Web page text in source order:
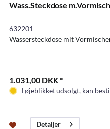
Wass.Steckdose m.Vormisch
632201
Wassersteckdose mit
1.031,00 DKK *
I øjeblikket udsolgt, kan
Detaljer